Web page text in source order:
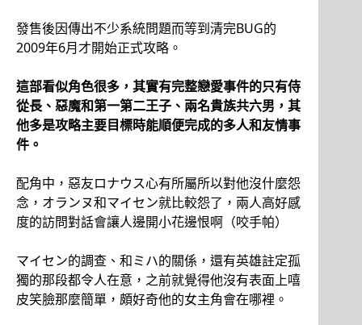
發售後因傳出不少系統問題而等到清完BUG的
2009年6月才開始正式攻略。
這部看似角色很多，其實有完整戀愛事件的只有侍
從長、惡魔和第一第二王子、兩名貴族共六男，其
他多是攻略主要目標時能順便完成的多人和友情事
件。
配角中，惡友ロナウス心有所屬所以對他沒什麼怨
念，オランヌ和マイセン就比較怨了，兩人高好感
度的訪問對話會讓人邊開小花邊恨啊（咬手帕）
マイセン的調查、和ミハ的關係，還有英雄註定孤
獨的那段都令人在意，之前就覺得他沒有表面上嘻
皮笑臉那麼簡單，頗好奇他的女主角會在哪裡。